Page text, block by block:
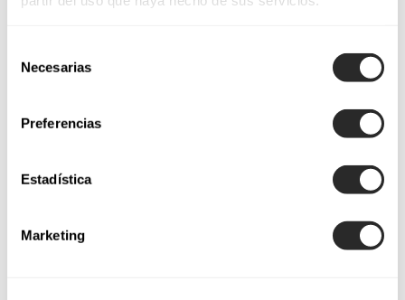
Necesarias
Preferencias
Estadística
Marketing